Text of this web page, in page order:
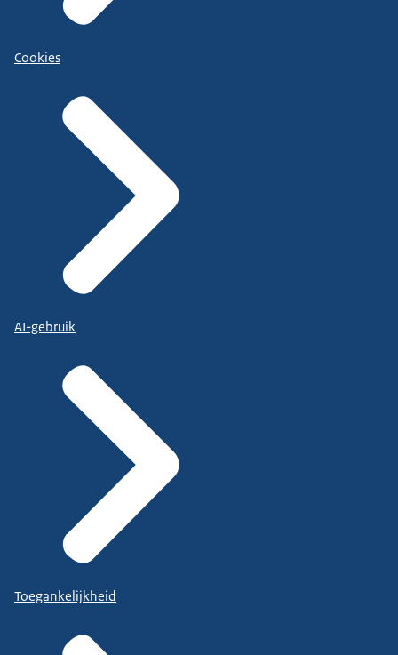
Cookies
AI-gebruik
Toegankelijkheid